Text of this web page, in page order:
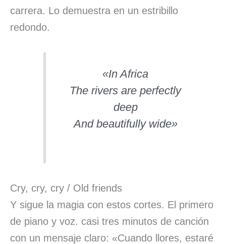
carrera. Lo demuestra en un estribillo
redondo.
«In Africa
The rivers are perfectly
deep
And beautifully wide»
Cry, cry, cry / Old friends
Y sigue la magia con estos cortes. El primero
de piano y voz. casi tres minutos de canción
con un mensaje claro: «Cuando llores, estaré